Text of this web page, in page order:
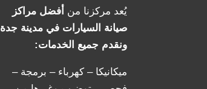
يُعد مركزنا من أفضل مراكز
صيانة السيارات في مدينة جدة
ونقدم جميع الخدمات:
ميكانيكا – كهرباء – برمجة –